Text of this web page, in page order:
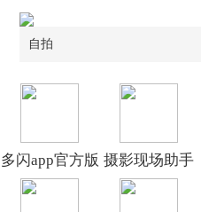
自拍
多闪app官方版
下载最新版
摄影现场助手
app免费版下载